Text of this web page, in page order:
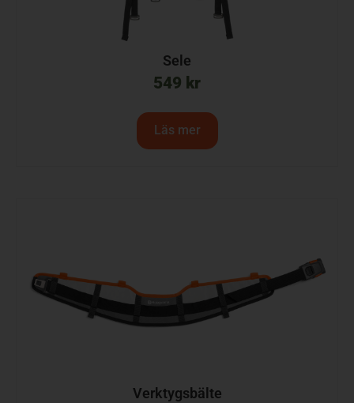
Sele
549 kr
Läs mer
Verktygsbälte